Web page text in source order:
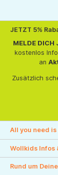
JETZT 5%
MELDE DICH
kostenlos
an
Zusätzlich
All you need is
Wollkids Infos
Rund um